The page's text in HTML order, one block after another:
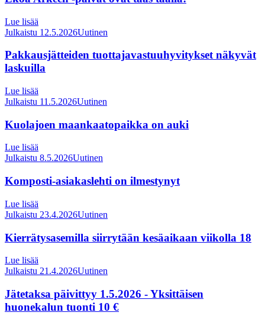
Lue lisää
Julkaistu 12.5.2026Uutinen
Pakkausjätteiden tuottajavastuuhyvitykset näkyvät
laskuilla
Lue lisää
Julkaistu 11.5.2026Uutinen
Kuolajoen maankaatopaikka on auki
Lue lisää
Julkaistu 8.5.2026Uutinen
Komposti-asiakaslehti on ilmestynyt
Lue lisää
Julkaistu 23.4.2026Uutinen
Kierrätysasemilla siirrytään kesäaikaan viikolla 18
Lue lisää
Julkaistu 21.4.2026Uutinen
Jätetaksa päivittyy 1.5.2026 - Yksittäisen
huonekalun tuonti 10 €